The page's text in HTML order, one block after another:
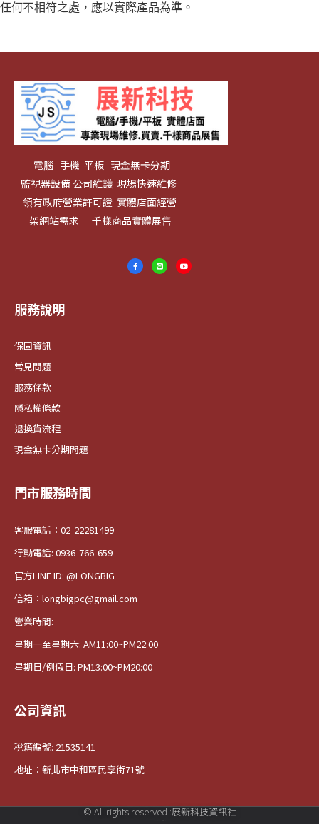
任何不相符之處，應以實際產品為準。
電腦 手機 平板 現金無卡分期
監視器設備 公司維護 現場快速維修
領有政府營業許可證 實體店面經營
架網站需求 千樣商品實體展售
服務說明
保固資訊
常見問題
服務條款
隱私權條款
退換貨流程
現金無卡分期問題
門市服務時間
客服電話：02-22281499
行動電話: 0936-766-659
官方LINE ID: @LONGBIG
信箱：longbigpc@gmail.com
營業時間:
星期一至星期六: AM11:00~PM22:00
星期日/例假日: PM13:00~PM20:00
公司資訊
稅籍編號: 21535141
地址：新北市中和區民享街71號
© All rights reserved :展新科技資訊社